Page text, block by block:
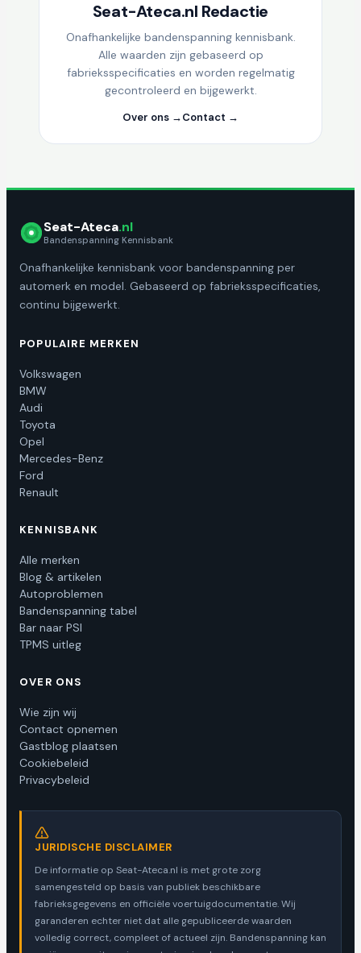
Seat-Ateca.nl Redactie
Onafhankelijke bandenspanning kennisbank.
Alle waarden zijn gebaseerd op
fabrieksspecificaties en worden regelmatig
gecontroleerd en bijgewerkt.
Over ons →Contact →
Seat-Ateca.nl
Bandenspanning Kennisbank
Onafhankelijke kennisbank voor bandenspanning per
automerk en model. Gebaseerd op fabrieksspecificaties,
continu bijgewerkt.
POPULAIRE MERKEN
Volkswagen
BMW
Audi
Toyota
Opel
Mercedes-Benz
Ford
Renault
KENNISBANK
Alle merken
Blog & artikelen
Autoproblemen
Bandenspanning tabel
Bar naar PSI
TPMS uitleg
OVER ONS
Wie zijn wij
Contact opnemen
Gastblog plaatsen
Cookiebeleid
Privacybeleid
JURIDISCHE DISCLAIMER
De informatie op Seat-Ateca.nl is met grote zorg
samengesteld op basis van publiek beschikbare
fabrieksgegevens en officiële voertuigdocumentatie. Wij
garanderen echter niet dat alle gepubliceerde waarden
volledig correct, compleet of actueel zijn. Bandenspanning kan